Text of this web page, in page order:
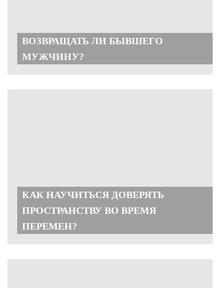
ВОЗВРАЩАТЬ ЛИ БЫВШЕГО
МУЖЧИНУ?
КАК НАУЧИТЬСЯ ДОВЕРЯТЬ
ПРОСТРАНСТВУ ВО ВРЕМЯ
ПЕРЕМЕН?